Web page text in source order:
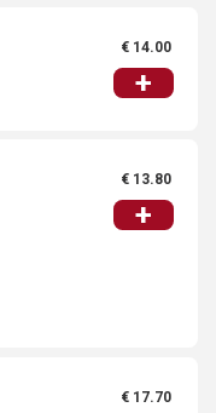
€ 14.00
+
€ 13.80
+
€ 17.70